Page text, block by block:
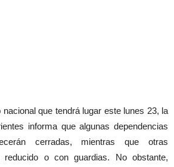
que tendrá lugar este lunes 23, la
informa que algunas dependencias
cerradas, mientras que otras
reducido o con guardias. No obstante,